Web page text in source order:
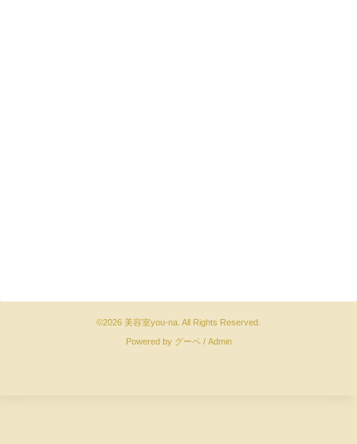
©2026 美容室you-na . All Rights Reserved.
Powered by グーペ/ Admin